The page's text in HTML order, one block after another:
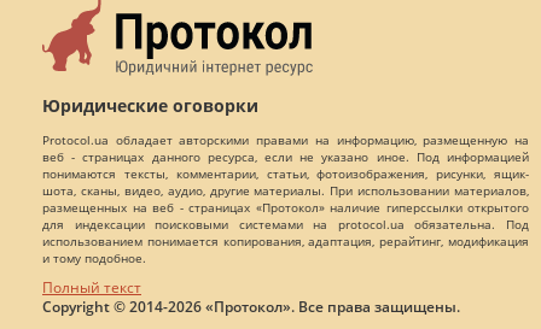
Юридические оговорки
Protocol.ua обладает авторскими правами на информацию, размещенную на
веб - страницах данного ресурса, если не указано иное. Под информацией
понимаются тексты, комментарии, статьи, фотоизображения, рисунки, ящик-
шота, сканы, видео, аудио, другие материалы. При использовании материалов,
размещенных на веб - страницах «Протокол» наличие гиперссылки открытого
для индексации поисковыми системами на protocol.ua обязательна. Под
использованием понимается копирования, адаптация, рерайтинг, модификация
и тому подобное.
Полный текст
Copyright © 2014-2026 «Протокол». Все права защищены.